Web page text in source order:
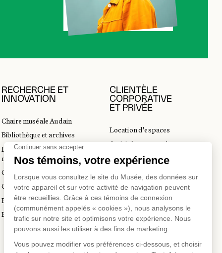
RECHERCHE ET
INNOVATION
Chaire muséale Audain
Bibliothèque et archives
Incubateur d’innovations
muséales
Guide de numérisation 3D
Commandes d'images
Prix en art actuel
Prix Lynne-Cohen
CLIENTÈLE
CORPORATIVE
ET PRIVÉE
Location d'espaces
Activités corporatives
Location d'œuvres
du tourisme